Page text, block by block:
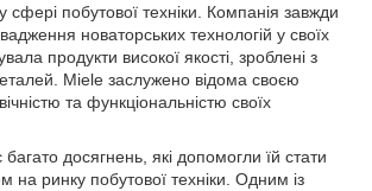
сфері побутової техніки. Компанія завжди
новаторських технологій у своїх
продукти високої якості, зроблені з
Miele заслужено відома своєю
та функціональністю своїх
досягнень, які допомогли їй стати
на ринку побутової техніки. Одним із